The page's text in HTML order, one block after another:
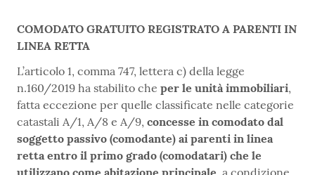
COMODATO GRATUITO REGISTRATO A PARENTI IN
LINEA RETTA
L’articolo 1, comma 747, lettera c) della legge
n.160/2019 ha stabilito che per le unità immobiliari,
fatta eccezione per quelle classificate nelle categorie
catastali A/1, A/8 e A/9, concesse in comodato dal
soggetto passivo (comodante) ai parenti in linea
retta entro il primo grado (comodatari) che le
utilizzano come abitazione principale , a condizione